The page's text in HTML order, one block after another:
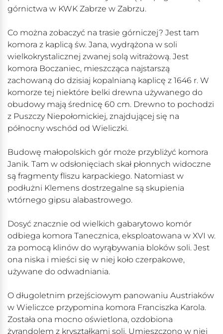
górnictwa w KWK Zabrze w Zabrzu.
Co można zobaczyć na trasie górniczej? Jest tam
komora z kaplicą św. Jana, wydrążona w soli
wielkokrystalicznej zwanej solą witrażową. Jest
komora Boczaniec, mieszcząca najstarszą
zachowaną do dzisiaj kopalnianą kaplicę z 1646 r. W
komorze tej niektóre belki drewna używanego do
obudowy mają średnicę 60 cm. Drewno to pochodzi
z Puszczy Niepołomickiej, znajdującej się na
północny wschód od Wieliczki.
Budowę małopolskich gór może przybliżyć komora
Janik. Tam w odsłonięciach skał płonnych widoczne
są fragmenty fliszu karpackiego. Natomiast w
podłużni Klemens dostrzegalne są skupienia
wtórnego gipsu alabastrowego.
Dosyć znacznie od wielkich gabarytowo komór
odbiega komora Tanecznica, eksploatowana w XVI w.
za pomocą klinów do wyrąbywania bloków soli. Jest
ona niska i mieści się w niej koło czerpakowe,
używane do odwadniania.
O długoletnim przejściowym panowaniu Austriaków
w Wieliczce przypomina komora Franciszka Karola.
Została ona mocno oświetlona, ozdobiona
żyrandolem z kryształkami soli. Umieszczono w niej